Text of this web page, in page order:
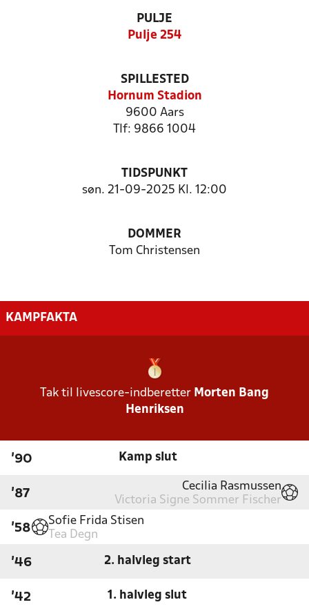
PULJE
Pulje 254
SPILLESTED
Hornum Stadion
9600 Aars
Tlf: 9866 1004
TIDSPUNKT
søn. 21-09-2025 Kl. 12:00
DOMMER
Tom Christensen
KAMPFAKTA
Tak til livescore-indberetter Morten Bang
Henriksen
'90 Kamp slut
'87
Cecilia Rasmussen
Victoria Signe Sommer Fischer
'58
Sofie Frida Stisen
Tea Degn
'46 2. halvleg start
'42 1. halvleg slut